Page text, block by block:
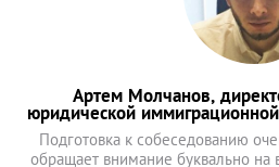
Артем Молчанов,
юридической
Подготовка к собеседованию
обращает внимание буквально на